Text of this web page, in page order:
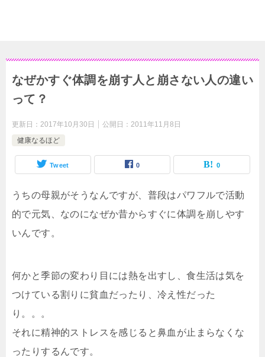
なぜかすぐ体調を崩す人と崩さない人の違い
って？
更新日： 2017年10月30日 公開日： 2011年11月8日
健康なるほど
Tweet 0 0
うちの母親がそうなんですが、普段はパワフルで活動
的で元気、なのになぜか昔からすぐに体調を崩しやす
いんです。
何かと季節の変わり目には熱を出すし、食生活は気を
つけている割りに貧血だったり、冷え性だった
り。。。
それに精神的ストレスを感じると鼻血が止まらなくな
ったりするんです。